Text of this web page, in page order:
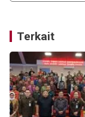
Terkait